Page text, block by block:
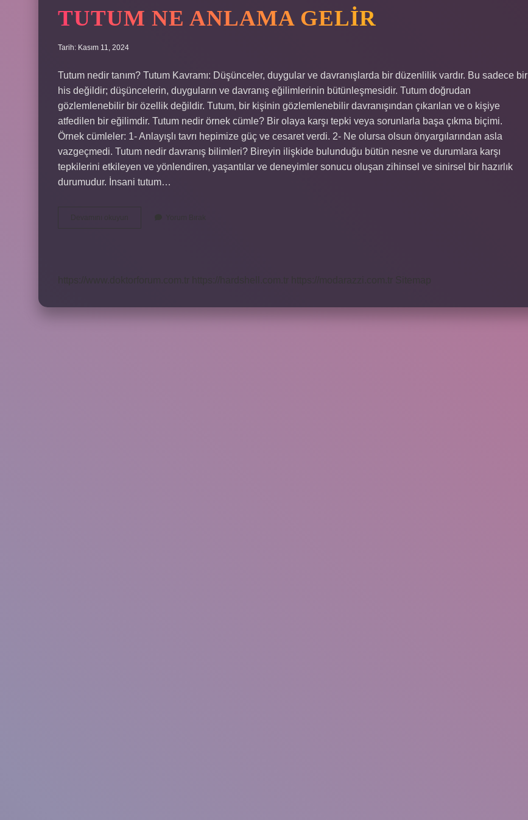
TUTUM NE ANLAMA GELIR
Tarih: Kasım 11, 2024
Tutum nedir tanım? Tutum Kavramı: Düşünceler, duygular ve davranışlarda bir düzenlilik vardır. Bu sadece bir
his değildir; düşüncelerin, duyguların ve davranış eğilimlerinin bütünleşmesidir. Tutum doğrudan
gözlemlenebilir bir özellik değildir. Tutum, bir kişinin gözlemlenebilir davranışından çıkarılan ve o kişiye
atfedilen bir eğilimdir. Tutum nedir örnek cümle? Bir olaya karşı tepki veya sorunlarla başa çıkma biçimi.
Örnek cümleler: 1- Anlayışlı tavrı hepimize güç ve cesaret verdi. 2- Ne olursa olsun önyargılarından asla
vazgeçmedi. Tutum nedir davranış bilimleri? Bireyin ilişkide bulunduğu bütün nesne ve durumlara karşı
tepkilerini etkileyen ve yönlendiren, yaşantılar ve deneyimler sonucu oluşan zihinsel ve sinirsel bir hazırlık
durumudur. İnsani tutum…